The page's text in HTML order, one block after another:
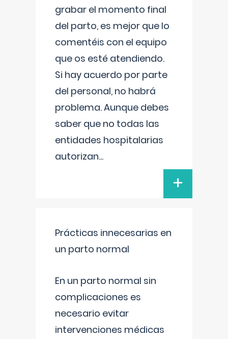
grabar el momento final
del parto, es mejor que lo
comentéis con el equipo
que os esté atendiendo.
Si hay acuerdo por parte
del personal, no habrá
problema. Aunque debes
saber que no todas las
entidades hospitalarias
autorizan...
+
Prácticas innecesarias en
un parto normal
En un parto normal sin
complicaciones es
necesario evitar
intervenciones médicas